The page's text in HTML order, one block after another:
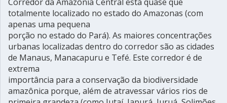
totalmente localizado no estado do Amazonas (com
apenas uma pequena
porção no estado do Pará). As maiores concentrações
urbanas localizadas dentro do corredor são as cidades
de Manaus, Manacapuru e Tefé. Este corredor é de
extrema
importância para a conservação da biodiversidade
amazônica porque, além de atravessar vários rios de